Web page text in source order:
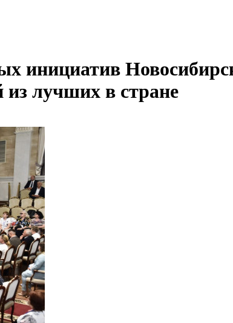
инициатив
лучших в стране